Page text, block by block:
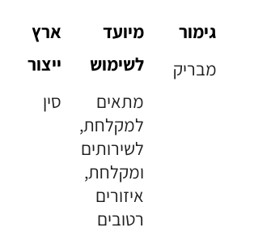
גימור
מבריק
מיועד
לשימוש
מתאים
למקלחת,
לשירותים
ומקלחת,
איזורים
רטובים
ארץ
ייצור
סין